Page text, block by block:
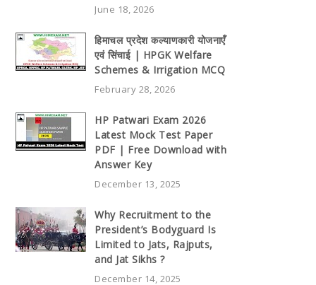
June 18, 2026
हिमाचल प्रदेश कल्याणकारी योजनाएँ
एवं सिंचाई | HPGK Welfare
Schemes & Irrigation MCQ
February 28, 2026
HP Patwari Exam 2026
Latest Mock Test Paper
PDF | Free Download with
Answer Key
December 13, 2025
Why Recruitment to the
President’s Bodyguard Is
Limited to Jats, Rajputs,
and Jat Sikhs ?
December 14, 2025